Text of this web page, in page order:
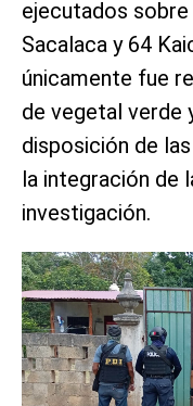
ejecutados
Sacalaca y 64
únicamente fue
de vegetal verde
disposición de
la integración de
investigación.